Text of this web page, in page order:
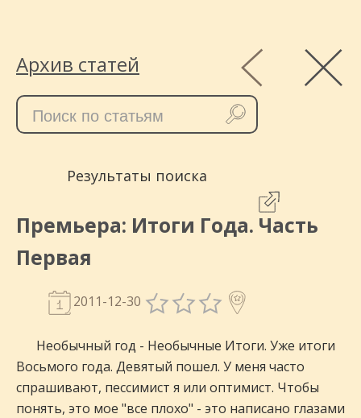
Архив статей
Результаты поиска
Премьера: Итоги Года. Часть
Первая
2011-12-30
Необычный год - Необычные Итоги. Уже итоги
Восьмого года. Девятый пошел. У меня часто
спрашивают, пессимист я или оптимист. Чтобы
понять, это мое "все плохо" - это написано глазами